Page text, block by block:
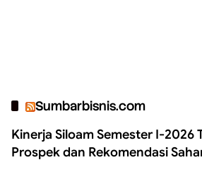
Sumbarbisnis.com
Kinerja Siloam Semester I-2026
Prospek dan Rekomendasi